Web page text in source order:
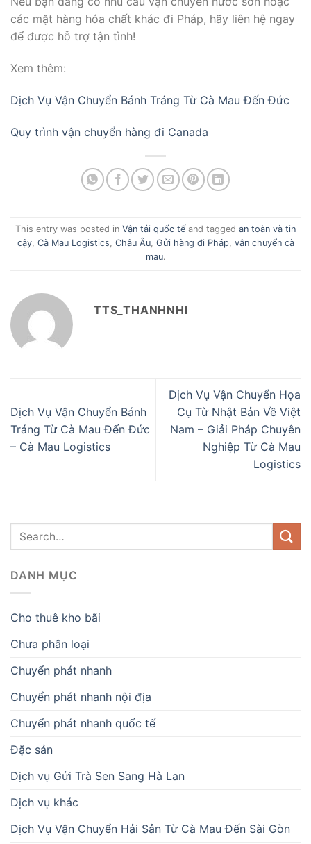
các mặt hàng hóa chất khác đi Pháp, hãy liên hệ ngay
để được hỗ trợ tận tình!
Xem thêm:
Dịch Vụ Vận Chuyển Bánh Tráng Từ Cà Mau Đến Đức
Quy trình vận chuyển hàng đi Canada
This entry was posted in Vận tải quốc tế and tagged an toàn và tin
cậy, Cà Mau Logistics Châu Âu, Gửi hàng đi Pháp vận chuyển cà
mau.
TTS_THANHNHI
Dịch Vụ Vận Chuyển Bánh
Tráng Từ Cà Mau Đến Đức
– Cà Mau Logistics
Dịch Vụ Vận Chuyển Họa
Cụ Từ Nhật Bản Về Việt
Nam – Giải Pháp Chuyên
Nghiệp Từ Cà Mau
Logistics
DANH MỤC
Cho thuê kho bãi
Chưa phân loại
Chuyển phát nhanh
Chuyển phát nhanh nội địa
Chuyển phát nhanh quốc tế
Đặc sản
Dịch vụ Gửi Trà Sen Sang Hà Lan
Dịch vụ khác
Dịch Vụ Vận Chuyển Hải Sản Từ Cà Mau Đến Sài Gòn